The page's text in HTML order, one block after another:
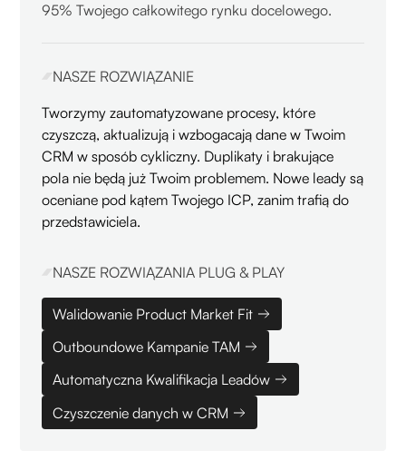
95% Twojego całkowitego rynku docelowego.
NASZE ROZWIĄZANIE
Tworzymy zautomatyzowane procesy, które
czyszczą, aktualizują i wzbogacają dane w Twoim
CRM w sposób cykliczny. Duplikaty i brakujące
pola nie będą już Twoim problemem. Nowe leady są
oceniane pod kątem Twojego ICP, zanim trafią do
przedstawiciela.
NASZE ROZWIĄZANIA PLUG & PLAY
Walidowanie Product Market Fit
Outboundowe Kampanie TAM
Automatyczna Kwalifikacja Leadów
Czyszczenie danych w CRM